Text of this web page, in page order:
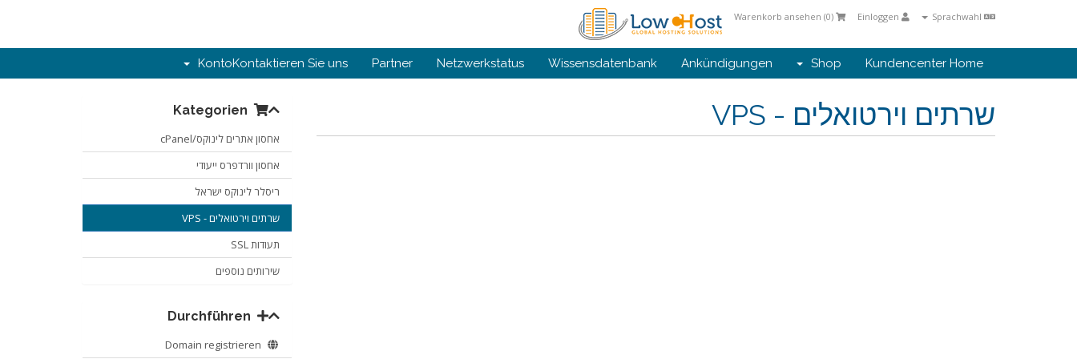
Warenkorb ansehen (0)
Kundencenter Home
Shop
Ankündigungen
Wissensdatenbank
Netzwerkstatus
Partner
Kontaktieren Sie uns
Konto
שרתים וירטואלים - VPS Kategorien
אחסון אתרים לינוקס/cPanel
אחסון וורדפרס ייעודי
ריסלר לינוקס ישראל
שרתים וירטואלים - VPS
תעודות SSL
שירותים נוספים